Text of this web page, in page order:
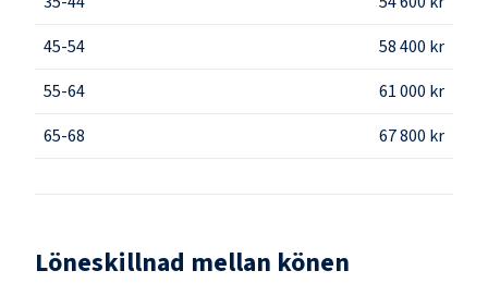
45-54
58 400 kr
55-64
61 000 kr
65-68
67 800 kr
Löneskillnad mellan könen